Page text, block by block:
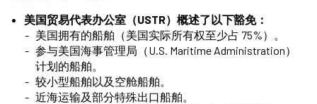
美国贸易代表办公室（USTR）概述了以下豁免：
美国拥有的船舶（美国实际所有权至少占 75%）。
参与美国海事管理局（U.S. Maritime Administration）
计划的船舶。
较小型船舶以及空舱船舶。
近海运输及部分特殊出口船舶。